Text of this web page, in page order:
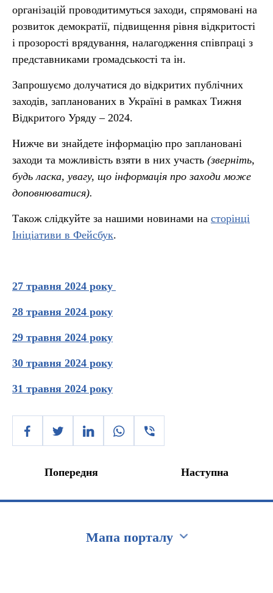
організацій проводитимуться заходи, спрямовані на
розвиток демократії, підвищення рівня відкритості
і прозорості врядування, налагодження співпраці з
представниками громадськості та ін.
Запрошуємо долучатися до відкритих публічних
заходів, запланованих в Україні в рамках Тижня
Відкритого Уряду – 2024.
Нижче ви знайдете інформацію про заплановані
заходи та можливість взяти в них участь (зверніть,
будь ласка, увагу, що інформація про заходи може
доповнюватися).
Також слідкуйте за нашими новинами на сторінці
Ініціативи в Фейсбук.
27 травня 2024 року
28 травня 2024 року
29 травня 2024 року
30 травня 2024 року
31 травня 2024 року
Попередня Наступна
Мапа порталу